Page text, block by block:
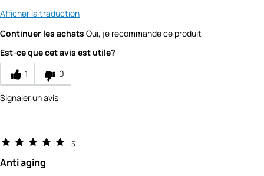
Afficher la traduction
Continuer les achats Oui, je recommande ce produit
Est-ce que cet avis est utile?
1
0
Signaler un avis
5
Anti aging